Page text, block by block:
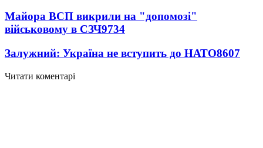
Майора ВСП викрили на "допомозі"
військовому в СЗЧ9734
Залужний: Україна не вступить до НАТО8607
Читати коментарі